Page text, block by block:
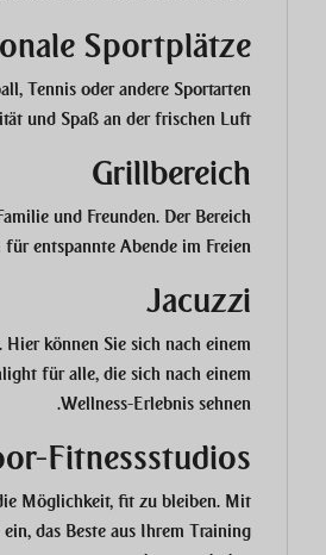
Sportplätze
Tennis oder andere Sportarten
und Spaß an der frischen Luft.
Grillbereich
und Freunden. Der Bereich
entspannte Abende im Freien.
Jacuzzi
können Sie sich nach einem
für alle, die sich nach einem
Wellness-Erlebnis sehnen.
Fitnessstudios
Möglichkeit, fit zu bleiben. Mit
das Beste aus Ihrem Training